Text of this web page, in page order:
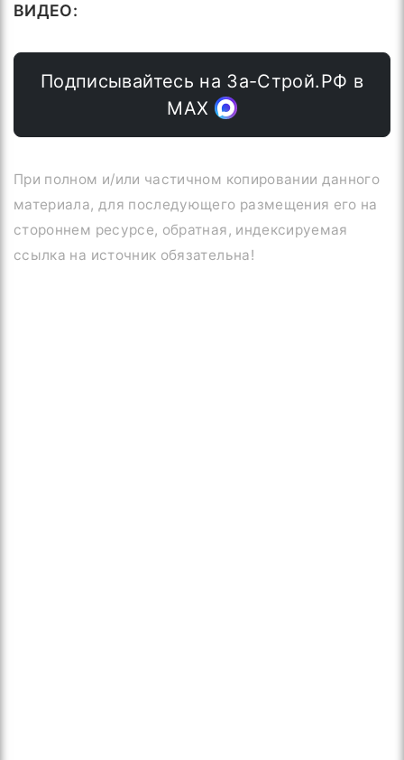
ВИДЕО:
Подписывайтесь на За-Строй.РФ в
МАХ
При полном и/или частичном копировании данного
материала, для последующего размещения его на
стороннем ресурсе, обратная, индексируемая
ссылка на источник обязательна!